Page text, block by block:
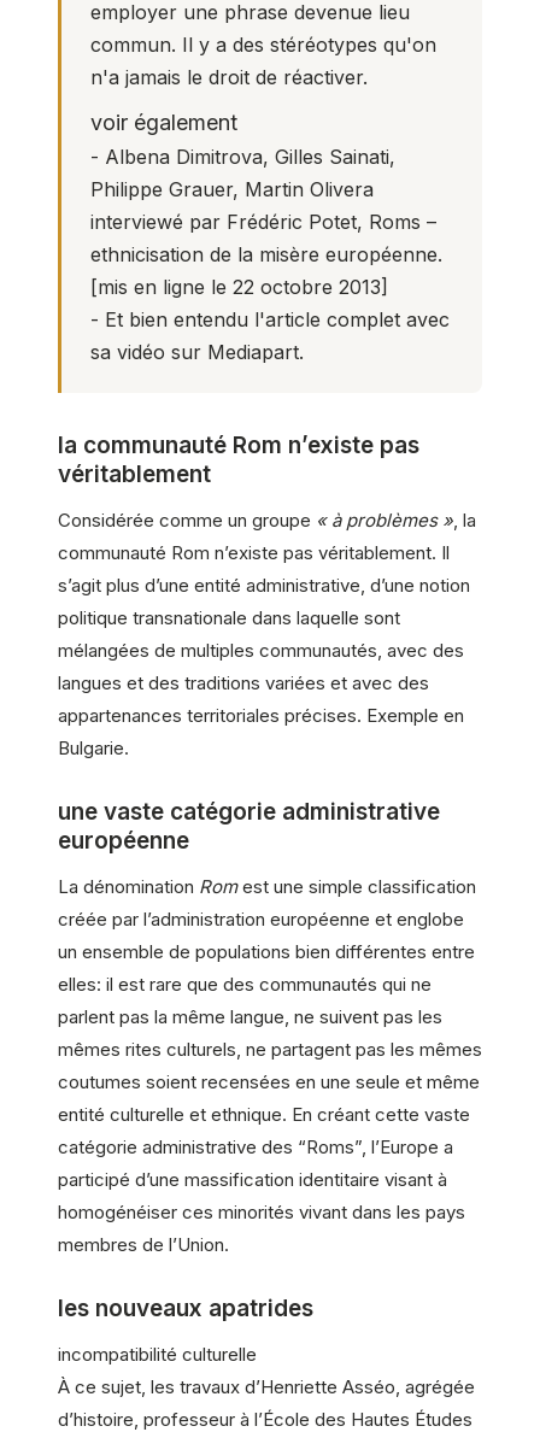
employer une phrase devenue lieu
commun. Il y a des stéréotypes qu'on
n'a jamais le droit de réactiver.
voir également
- Albena Dimitrova, Gilles Sainati,
Philippe Grauer, Martin Olivera
interviewé par Frédéric Potet, Roms –
ethnicisation de la misère européenne.
[mis en ligne le 22 octobre 2013]
- Et bien entendu l'article complet avec
sa vidéo sur Mediapart.
la communauté Rom n’existe pas
véritablement
Considérée comme un groupe « à problèmes » , la
communauté Rom n’existe pas véritablement. Il
s’agit plus d’une entité administrative, d’une notion
politique transnationale dans laquelle sont
mélangées de multiples communautés, avec des
langues et des traditions variées et avec des
appartenances territoriales précises. Exemple en
Bulgarie.
une vaste catégorie administrative
européenne
La dénomination Romest une simple classification
créée par l’administration européenne et englobe
un ensemble de populations bien différentes entre
elles: il est rare que des communautés qui ne
parlent pas la même langue, ne suivent pas les
mêmes rites culturels, ne partagent pas les mêmes
coutumes soient recensées en une seule et même
entité culturelle et ethnique. En créant cette vaste
catégorie administrative des “Roms”, l’Europe a
participé d’une massification identitaire visant à
homogénéiser ces minorités vivant dans les pays
membres de l’Union.
les nouveaux apatrides
incompatibilité culturelle
À ce sujet , les travaux d’Henriette Asséo, agrégée
d’histoire, professeur à l’École des Hautes Études